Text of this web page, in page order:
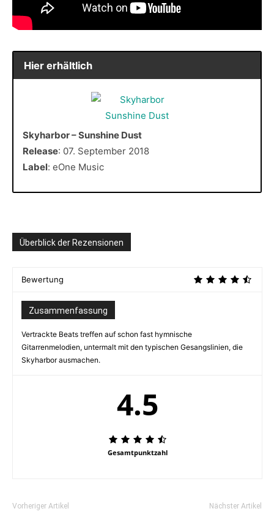
Hier erhältlich
Skyharbor – Sunshine Dust
Release: 07. September 2018
Label: eOne Music
Überblick der Rezensionen
Bewertung
Zusammenfassung
Vertrackte Beats treffen auf schon fast hymnische
Gitarrenmelodien, untermalt mit den typischen Gesangslinien, die
Skyharbor ausmachen.
4.5
Gesamtpunktzahl
Vorheriger Artikel Nächster Artikel